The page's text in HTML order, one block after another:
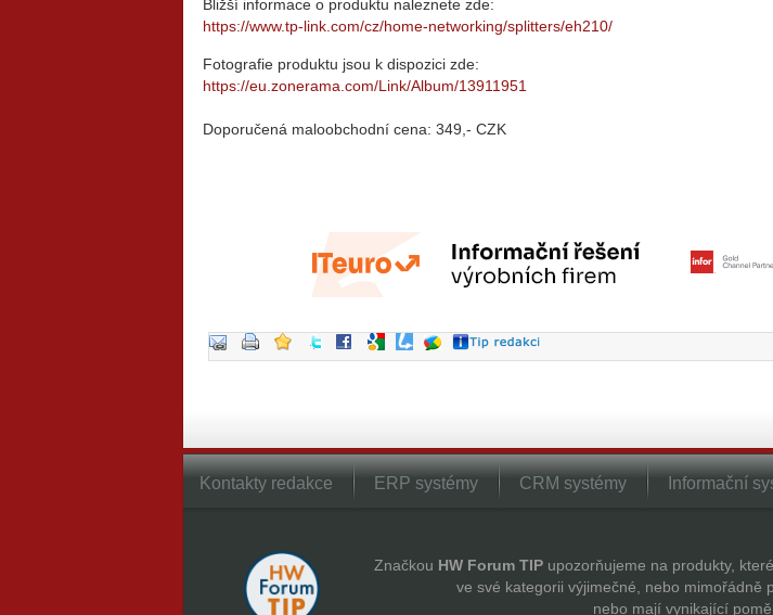
Bližší informace o produktu naleznete zde:
https://www.tp-link.com/cz/home-networking/splitters/eh210/
Fotografie produktu jsou k dispozici zde:
https://eu.zonerama.com/Link/Album/13911951
Doporučená maloobchodní cena: 349,- CZK
Kontakty redakce ERP systémy CRM systémy Informační
Značkou HW Forum TIP upozorňujeme na produkty,
ve své kategorii výjimečné, nebo mimořádně
nebo mají vynikající